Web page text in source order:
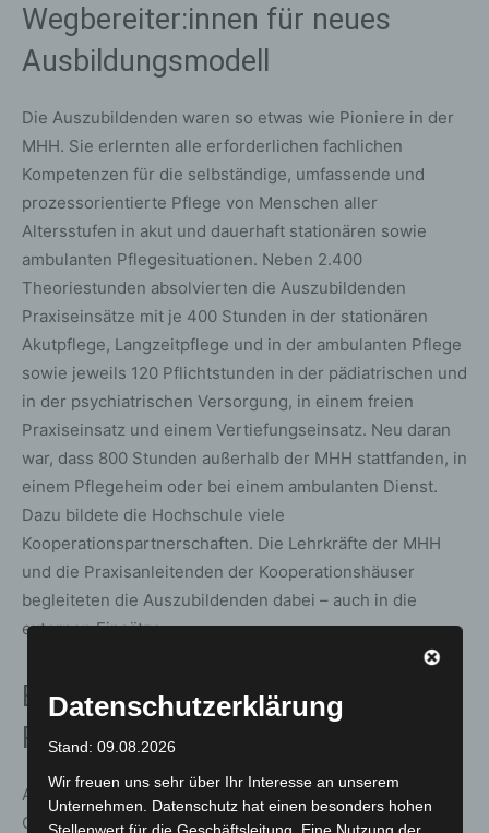
Wegbereiter:innen für neues
Ausbildungsmodell
Die Auszubildenden waren so etwas wie Pioniere in der
MHH. Sie erlernten alle erforderlichen fachlichen
Kompetenzen für die selbständige, umfassende und
prozessorientierte Pflege von Menschen aller
Altersstufen in akut und dauerhaft stationären sowie
ambulanten Pflegesituationen. Neben 2.400
Theoriestunden absolvierten die Auszubildenden
Praxiseinsätze mit je 400 Stunden in der stationären
Akutpflege, Langzeitpflege und in der ambulanten Pflege
sowie jeweils 120 Pflichtstunden in der pädiatrischen und
in der psychiatrischen Versorgung, in einem freien
Praxiseinsatz und einem Vertiefungseinsatz. Neu daran
war, dass 800 Stunden außerhalb der MHH stattfanden, in
einem Pflegeheim oder bei einem ambulanten Dienst.
Dazu bildete die Hochschule viele
Kooperationspartnerschaften. Die Lehrkräfte der MHH
und die Praxisanleitenden der Kooperationshäuser
begleiteten die Auszubildenden dabei – auch in die
externen Einsätze.
Ein langer, sehr fordernder
Prozess
Auch für die Lehrenden war es ein Kraftakt, ein neues
Curriculum für die Ausbildung in der Pflege zu
Datenschutzerklärung
Stand: 09.08.2026
Wir freuen uns sehr über Ihr Interesse an unserem
Unternehmen. Datenschutz hat einen besonders hohen